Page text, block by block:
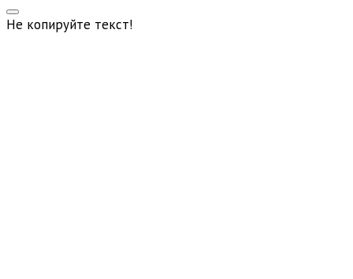
Не копируйте текст!